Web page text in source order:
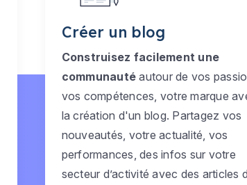
Créer un blog
Construisez facilement une
communauté autour de vos
vos compétences, votre marque
la création d'un blog. Partagez vos
nouveautés, votre actualité, vos
performances, des infos sur votre
secteur d’activité avec des articles